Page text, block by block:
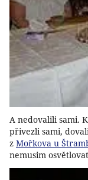
A nedovalili sami.
přivezli sami,
z Mořkova u
nemusim